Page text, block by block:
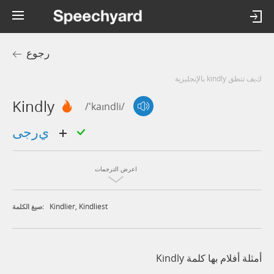
رجوع
كيف تنطق kindly بالإنجليزية
Kindly /'kaɪndli/
اعرض الترجمات
صيغ الكلمة: Kindlier, Kindliest
أمثلة أفلام بها كلمة Kindly